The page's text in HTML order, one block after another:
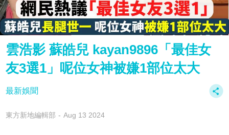
雲浩影 蘇皓兒 kayan9896「最佳女
友3選1」呢位女神被嫌1部位太大
最新娛聞
東方新地編輯部 Aug 13 2024